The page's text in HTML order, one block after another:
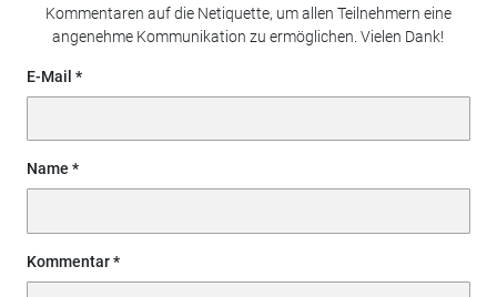
Kommentaren auf die Netiquette, um allen Teilnehmern eine
angenehme Kommunikation zu ermöglichen. Vielen Dank!
E-Mail
Name
Kommentar